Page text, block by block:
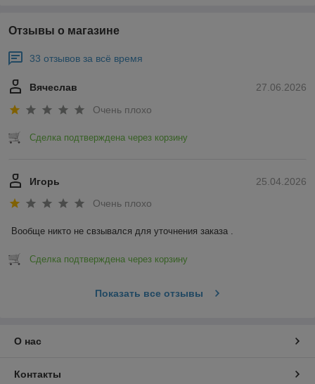
Отзывы о магазине
33 отзывов за всё время
27.06.2026
Вячеслав
Очень плохо
Сделка подтверждена через корзину
25.04.2026
Игорь
Очень плохо
Вообще никто не свзывался для уточнения заказа .
Сделка подтверждена через корзину
Показать все отзывы
О нас
Контакты